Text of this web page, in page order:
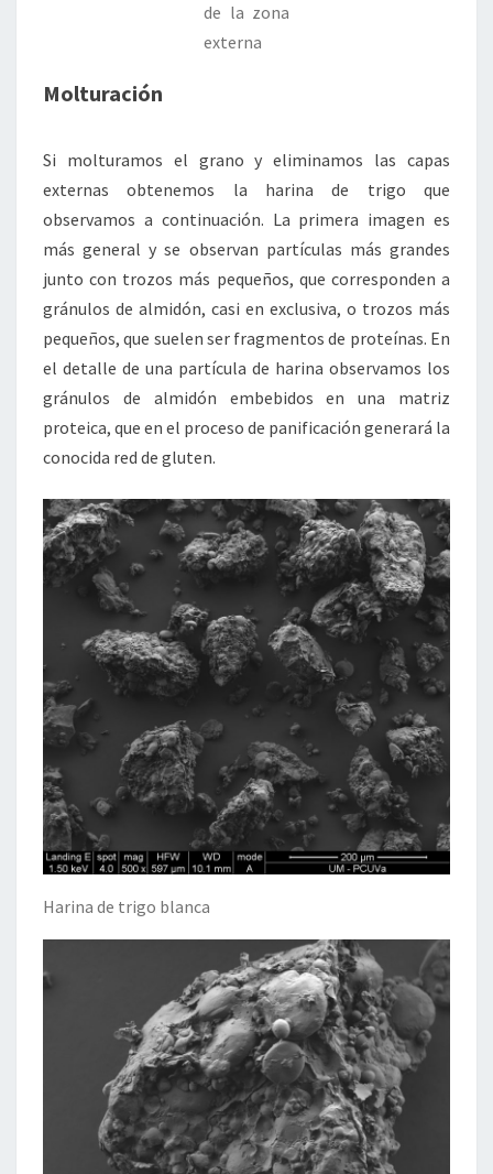
de la zona
externa
Molturación
Si molturamos el grano y eliminamos las capas
externas obtenemos la harina de trigo que
observamos a continuación. La primera imagen es
más general y se observan partículas más grandes
junto con trozos más pequeños, que corresponden a
gránulos de almidón, casi en exclusiva, o trozos más
pequeños, que suelen ser fragmentos de proteínas. En
el detalle de una partícula de harina observamos los
gránulos de almidón embebidos en una matriz
proteica, que en el proceso de panificación generará la
conocida red de gluten.
Harina de trigo blanca